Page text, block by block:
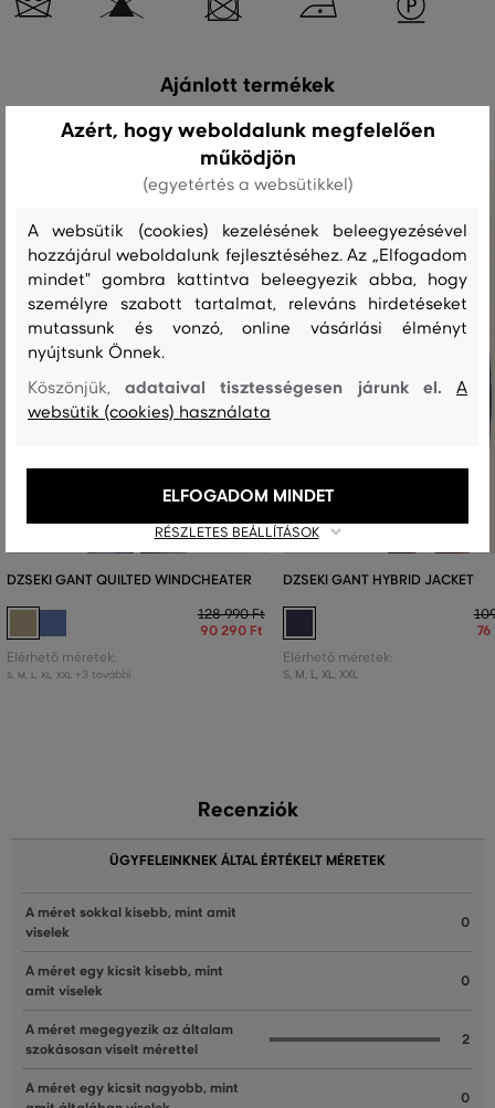
Ajánlott termékek
DZSEKI GANT QUILTED WINDCHEATER
128 990 Ft
90 290 Ft
Elérhető méretek:
S M L XL XXL +3 további
DZSEKI GANT HYBRID JACKET
Elérhető méretek:
S, M, L, XL, XXL
Recenziók
ÜGYFELEINKNEK ÁLTAL ÉRTÉKELT MÉRETEK
A méret sokkal kisebb, mint amit
viselek
0
A méret egy kicsit kisebb, mint
amit viselek
0
A méret megegyezik az általam
szokásosan viselt mérettel
2
A méret egy kicsit nagyobb, mint
0
Azért, hogy weboldalunk megfelelően
működjön
(egyetértés a websütikkel)
A websütik (cookies) kezelésének beleegyezésével
hozzájárul weboldalunk fejlesztéséhez. Az „Elfogadom
mindet" gombra kattintva beleegyezik abba, hogy
személyre szabott tartalmat, releváns hirdetéseket
mutassunk és vonzó, online vásárlási élményt
nyújtsunk Önnek.
Köszönjük,adataival tisztességesen járunk el.A
websütik (cookies) használata
RÉSZLETES BEÁLLÍTÁSOK
ELFOGADOM MINDET